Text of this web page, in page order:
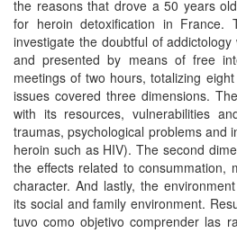
the reasons that drove a 50 years
for heroin detoxification in France.
investigate the doubtful of
and presented by means of free
meetings of two hours, totalizing
issues covered three dimensions.
with its resources, vulnerabilities
traumas, psychological problems and
heroin such as HIV). The second
the effects related to consummation,
character. And lastly, the
its social and family environment.
tuvo como objetivo comprender las